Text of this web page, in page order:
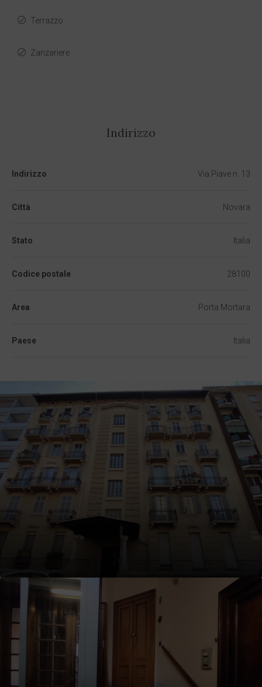
Terrazzo
Zanzariere
Indirizzo
Indirizzo Via Piave n. 13
Città Novara
Stato Italia
Codice postale 28100
Area Porta Mortara
Paese Italia